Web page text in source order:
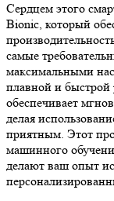
Сердцем этого
Bionic, который
самые
максимальными
плавной и быстрой
обеспечивает
делая
приятным. Этот
машинного
делают ваш опыт